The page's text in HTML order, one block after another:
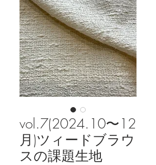
vol.7(2024.10〜12
月)ツィードブラウ
スの課題生地